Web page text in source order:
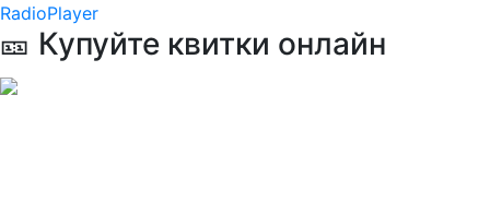
RadioPlayer
🎫 Купуйте квитки онлайн